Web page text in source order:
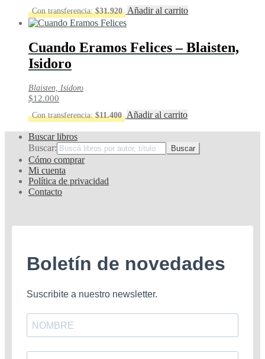
Con transferencia:$31.920 Añadir al carrito
Cuando Eramos Felices – Blaisten,
Isidoro
Blaisten, Isidoro
$12.000
Con transferencia:$11.400 Añadir al carrito
Buscar libros
Buscar:
Cómo comprar
Mi cuenta
Política de privacidad
Contacto
Boletín de novedades
Suscribite a nuestro newsletter.